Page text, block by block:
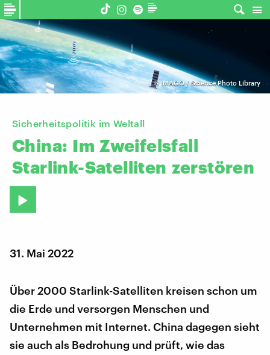
©IMAGO / Science Photo Library
Sicherheitspolitik im Weltall
China: Im Zweifelsfall
Starlink-Satelliten zerstören
31. Mai 2022
Über 2000 Starlink-Satelliten kreisen schon um
die Erde und versorgen Menschen und
Unternehmen mit Internet. China dagegen sieht
sie auch als Bedrohung und prüft, wie das